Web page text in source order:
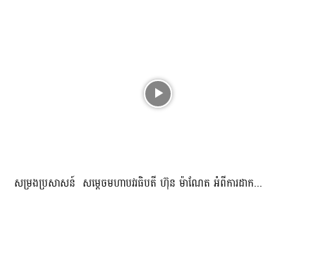
សម្រងប្រសាសន៍ សម្ដេចមហាបវរធិបតី ហ៊ុន ម៉ាណែត អំពីការដាក...